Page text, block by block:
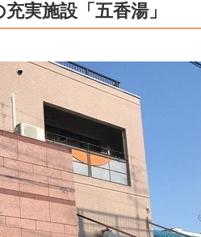
実施設「五香湯」